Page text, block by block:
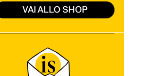
VAI ALLO SHOP